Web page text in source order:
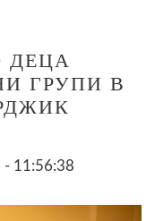
ДЕЦА
ГРУПИ В
- 11:56:38